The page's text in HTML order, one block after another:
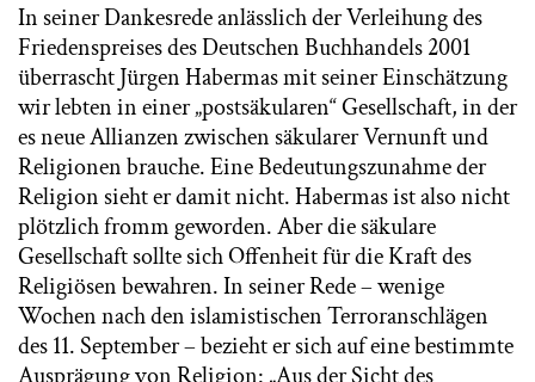
In seiner Dankesrede anlässlich der Verleihung des
Friedenspreises des Deutschen Buchhandels 2001
überrascht Jürgen Habermas mit seiner Einschätzung
wir lebten in einer „postsäkularen“ Gesellschaft, in der
es neue Allianzen zwischen säkularer Vernunft und
Religionen brauche. Eine Bedeutungszunahme der
Religion sieht er damit nicht. Habermas ist also nicht
plötzlich fromm geworden. Aber die säkulare
Gesellschaft sollte sich Offenheit für die Kraft des
Religiösen bewahren. In seiner Rede – wenige
Wochen nach den islamistischen Terroranschlägen
des 11. September – bezieht er sich auf eine bestimmte
Ausprägung von Religion: „Aus der Sicht des